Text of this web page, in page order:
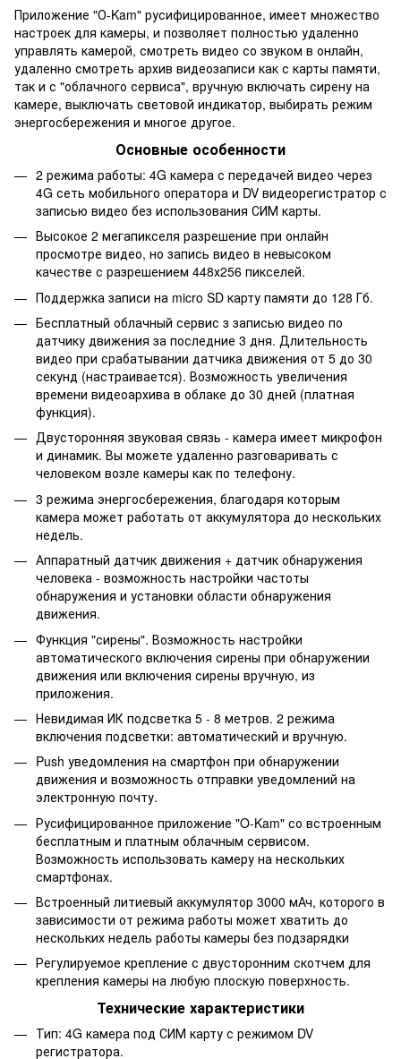
Приложение "О-Kam" русифицированное, имеет множество
настроек для камеры, и позволяет полностью удаленно
управлять камерой, смотреть видео со звуком в онлайн,
удаленно смотреть архив видеозаписи как с карты памяти,
так и с "облачного сервиса", вручную включать сирену на
камере, выключать световой индикатор, выбирать режим
энергосбережения и многое другое.
Основные особенности
2 режима работы: 4G камера с передачей видео через
4G сеть мобильного оператора и DV видеорегистратор с
записью видео без использования СИМ карты.
Высокое 2 мегапикселя разрешение при онлайн
просмотре видео, но запись видео в невысоком
качестве с разрешением 448х256 пикселей.
Поддержка записи на micro SD карту памяти до 128 Гб.
Бесплатный облачный сервис з записью видео по
датчику движения за последние 3 дня. Длительность
видео при срабатывании датчика движения от 5 до 30
секунд (настраивается). Возможность увеличения
времени видеоархива в облаке до 30 дней (платная
функция).
Двусторонняя звуковая связь - камера имеет микрофон
и динамик. Вы можете удаленно разговаривать с
человеком возле камеры как по телефону.
3 режима энергосбережения, благодаря которым
камера может работать от аккумулятора до нескольких
недель.
Аппаратный датчик движения + датчик обнаружения
человека - возможность настройки частоты
обнаружения и установки области обнаружения
движения.
Функция "сирены". Возможность настройки
автоматического включения сирены при обнаружении
движения или включения сирены вручную, из
приложения.
Невидимая ИК подсветка 5 - 8 метров. 2 режима
включения подсветки: автоматический и вручную.
Push уведомления на смартфон при обнаружении
движения и возможность отправки уведомлений на
электронную почту.
Русифицированное приложение "O-Kam" со встроенным
бесплатным и платным облачным сервисом.
Возможность использовать камеру на нескольких
смартфонах.
Встроенный литиевый аккумулятор 3000 мАч, которого в
зависимости от режима работы может хватить до
нескольких недель работы камеры без подзарядки
Регулируемое крепление с двусторонним скотчем для
крепления камеры на любую плоскую поверхность.
Технические характеристики
Тип: 4G камера под СИМ карту с режимом DV
регистратора.